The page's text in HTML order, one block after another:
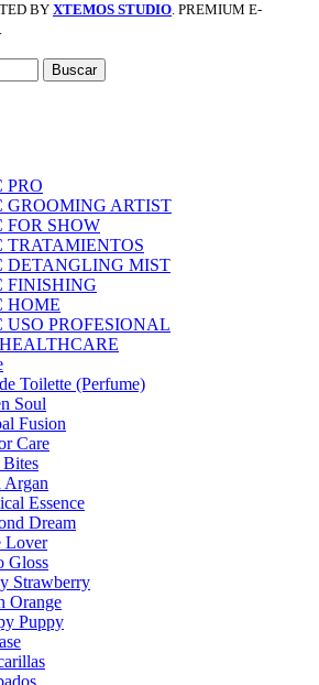
BY XTEMOS STUDIO. PREMIUM E-
Buscar
PRO
GROOMING ARTIST
FOR SHOW
TRATAMIENTOS
DETANGLING MIST
FINISHING
HOME
USO PROFESIONAL
Toilette (Perfume)
Soul
Fusion
Care
Bites
Argan
Essence
Dream
Lover
Gloss
Strawberry
Orange
Puppy